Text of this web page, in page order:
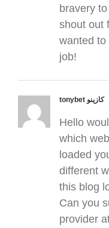
bravery
shout out
wanted to
job!
tonybet كازينو
Hello
which
loaded
different
this blog
Can you
provider